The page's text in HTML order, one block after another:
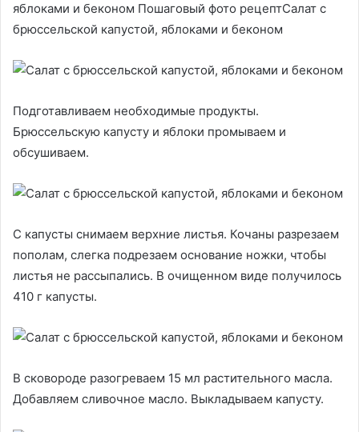
яблоками и беконом Пошаговый фото рецептСалат с
брюссельской капустой, яблоками и беконом
Подготавливаем необходимые продукты.
Брюссельскую капусту и яблоки промываем и
обсушиваем.
С капусты снимаем верхние листья. Кочаны разрезаем
пополам, слегка подрезаем основание ножки, чтобы
листья не рассыпались. В очищенном виде получилось
410 г капусты.
В сковороде разогреваем 15 мл растительного масла.
Добавляем сливочное масло. Выкладываем капусту.